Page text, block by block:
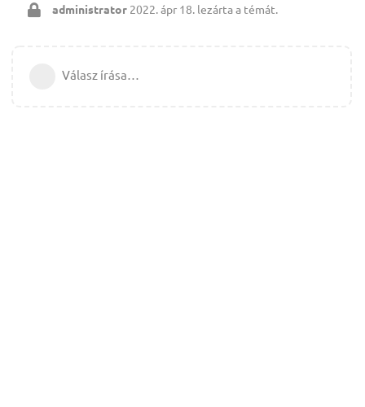
administrator 2022. ápr 18. lezárta a témát.
Válasz írása…